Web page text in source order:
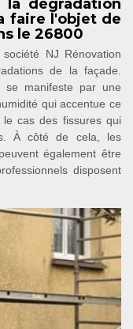
dégradation
faire l'objet de
le 26800
NJ Rénovation
de la façade.
se manifeste par une
qui accentue ce
cas des fissures qui
À côté de cela, les
également être
disposent